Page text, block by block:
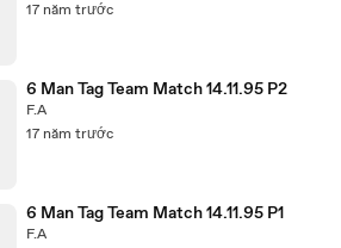
17 năm trước
6 Man Tag Team Match 14.11.95 P2
F.A
17 năm trước
6 Man Tag Team Match 14.11.95 P1
F.A